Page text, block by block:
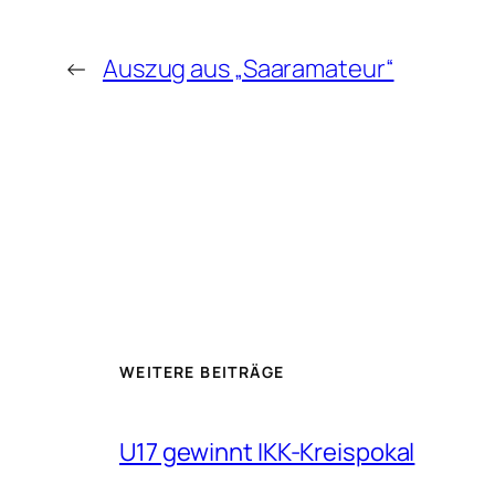
← Auszug aus „Saaramateur“
WEITERE BEITRÄGE
U17 gewinnt IKK-Kreispokal